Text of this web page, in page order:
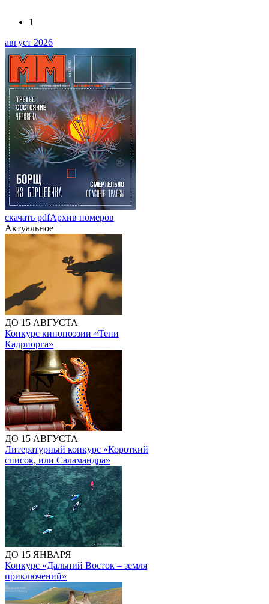
1
август 2026
скачать pdfАрхив номеров
Актуальное
ДО 15 АВГУСТА
Конкурс кинопоэзии «Тени
Кадриорга»
ДО 15 АВГУСТА
Литературный конкурс «Короткий
список, или Саламандра»
ДО 15 ЯНВАРЯ
Конкурс «Дальний Восток – земля
приключений»